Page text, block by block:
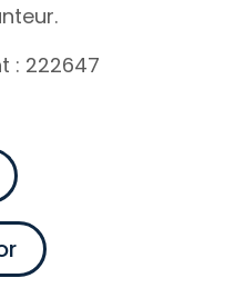
: 222647